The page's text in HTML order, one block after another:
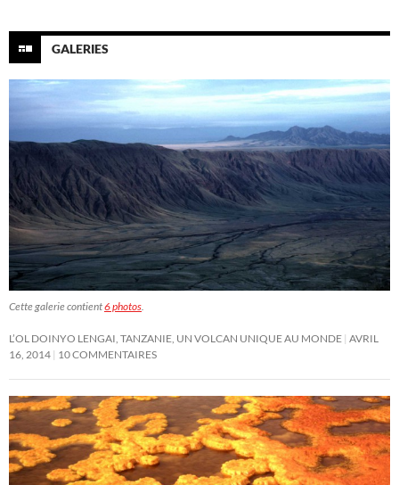
GALERIES
Cette galerie contient6 photos
L’OL DOINYO LENGAI, TANZANIE, UN VOLCAN UNIQUE AU MONDE AVRIL
16, 2014 10 COMMENTAIRES